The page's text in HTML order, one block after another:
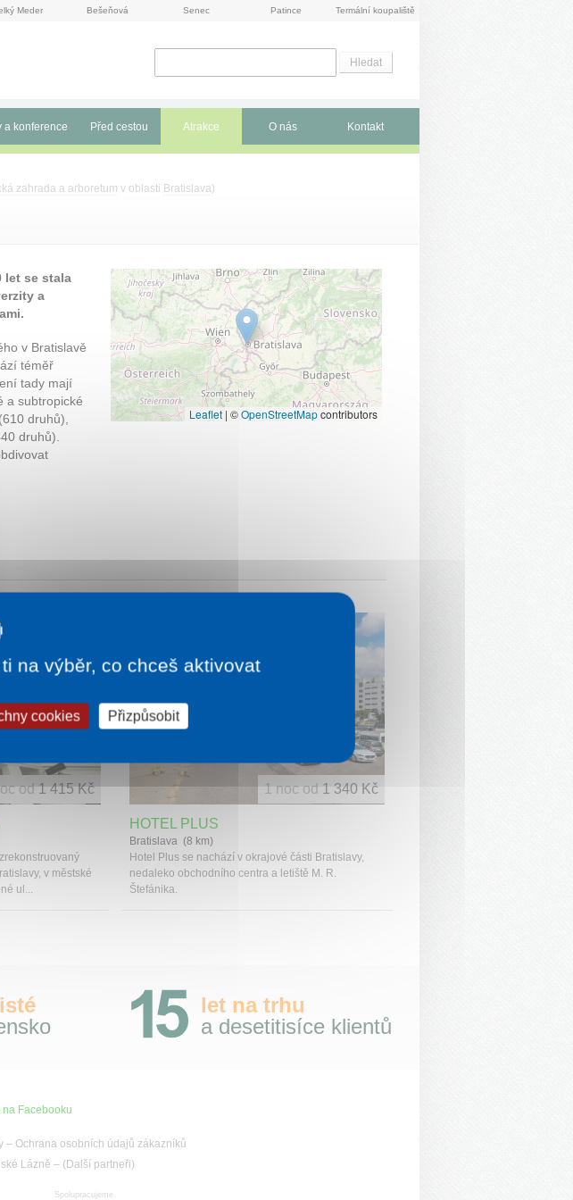
Meder Bešeňová Senec Patince Termální koupaliště
a konference Před cestou Atrakce O nás Kontakt
zahrada a arboretum v oblasti Bratislava)
let se stala
a
v Bratislavě
téměř
tady mají
a subtropické
druhů),
druhů).
Leaflet | ©OpenStreetMapcontributors
v městské
ul...
od1 415 Kč
HOTEL PLUS
Bratislava (8 km)
Hotel Plus se nachází v okrajové části Bratislavy,
nedaleko obchodního centra a letiště M. R.
Štefánika.
1 noc od 1 340 Kč
let na trhu
a desetitisíce klientů
Facebooku
– Ochrana osobních údajů zákazníků
Lázně – (Další partneři)
Spolupracujeme
na výběr, co chceš aktivovat
cookies Přizpůsobit